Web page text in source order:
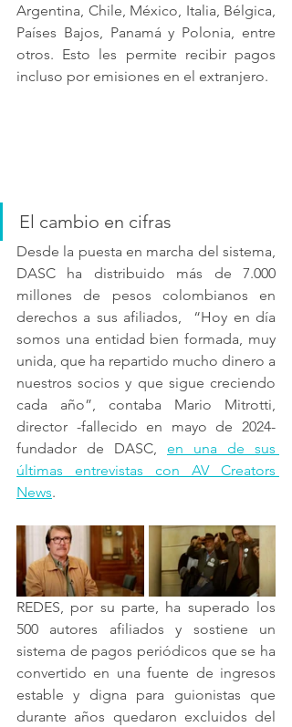
Argentina, Chile, México, Italia, Bélgica,
Países Bajos, Panamá y Polonia, entre
otros. Esto les permite recibir pagos
incluso por emisiones en el extranjero.
El cambio en cifras
Desde la puesta en marcha del sistema,
DASC ha distribuido más de 7.000
millones de pesos colombianos en
derechos a sus afiliados,  “Hoy en día
somos una entidad bien formada, muy
unida, que ha repartido mucho dinero a
nuestros socios y que sigue creciendo
cada año”, contaba Mario Mitrotti,
director -fallecido en mayo de 2024-
fundador de DASC, en una de sus
últimas entrevistas con AV Creators
News.
REDES, por su parte, ha superado los
500 autores afiliados y sostiene un
sistema de pagos periódicos que se ha
convertido en una fuente de ingresos
estable y digna para guionistas que
durante años quedaron excluidos del